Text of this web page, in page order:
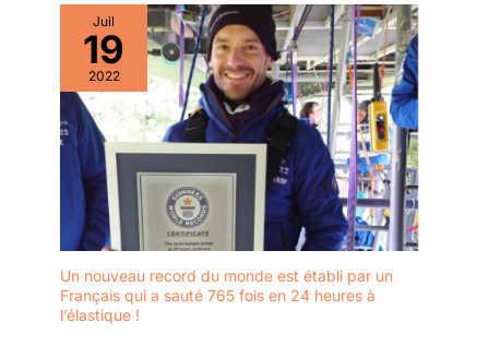
Juil
19
2022
Un nouveau record du monde est établi par un
Français qui a sauté 765 fois en 24 heures à
l’élastique !